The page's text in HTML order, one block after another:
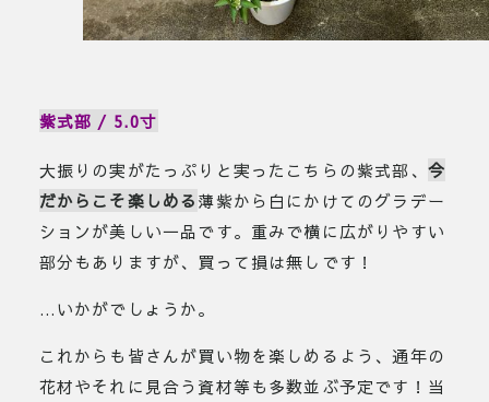
紫式部 / 5.0寸
大振りの実がたっぷりと実ったこちらの紫式部、 今
だからこそ楽しめる薄紫から白にかけてのグラデー
ションが美しい一品です。重みで横に広がりやすい
部分もありますが、買って損は無しです！
…いかがでしょうか。
これからも皆さんが買い物を楽しめるよう、通年の
花材やそれに見合う資材等も多数並ぶ予定です！当